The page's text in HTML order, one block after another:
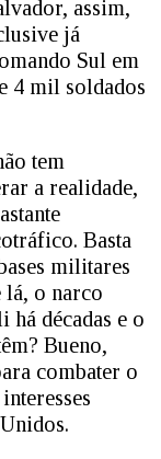
assim,
já
Sul em
4 mil soldados
tem
a realidade,
Basta
militares
lá, o narco
há décadas e o
Bueno,
combater o